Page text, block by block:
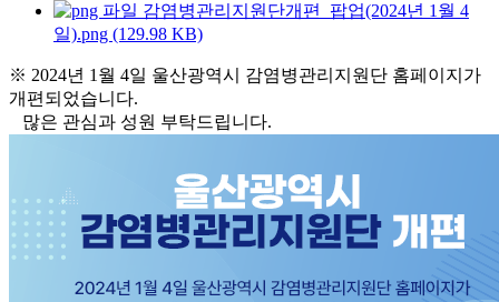
감염병관리지원단개편_팝업(2024년 1월 4
일).png (129.98 KB)
※ 2024년 1월 4일 울산광역시 감염병관리지원단 홈페이지가
개편되었습니다.
많은 관심과 성원 부탁드립니다.